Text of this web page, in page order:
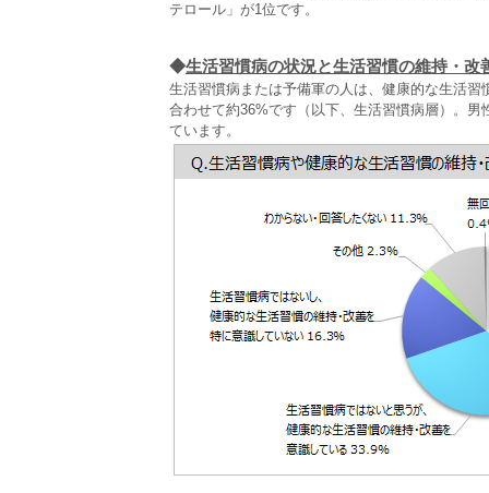
テロール」が1位です。
◆生活習慣病の状況と生活習慣の維持・改
生活習慣病または予備軍の人は、健康的な生活
合わせて約36%です（以下、生活習慣病層）。
ています。